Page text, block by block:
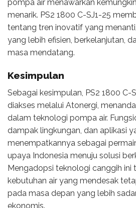
pompa air menawarkan
menarik. PS2 1800 C-SJ1-25
tentang tren inovatif yang
yang lebih efisien, berkelanjutan,
masa mendatang.
Kesimpulan
Sebagai kesimpulan, PS2 1800 C-
diakses melalui Atonergi,
dalam teknologi pompa air.
dampak lingkungan, dan aplikasi
menempatkannya sebagai
upaya Indonesia menuju solusi
Mengadopsi teknologi canggih ini
kebutuhan air yang mendesak
pada masa depan yang lebih
ekonomis.